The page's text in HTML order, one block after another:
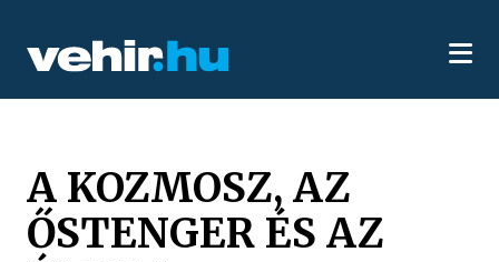
A KOZMOSZ, AZ
ŐSTENGER ÉS AZ